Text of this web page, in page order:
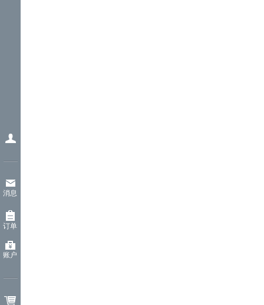
消息
订单
账户